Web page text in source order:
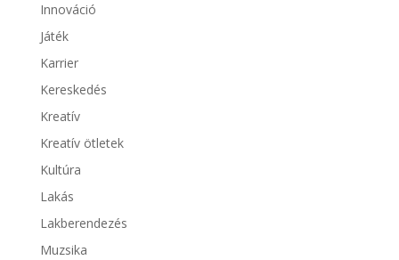
Innováció
Játék
Karrier
Kereskedés
Kreatív
Kreatív ötletek
Kultúra
Lakás
Lakberendezés
Muzsika